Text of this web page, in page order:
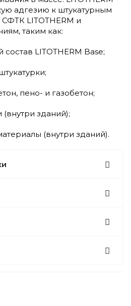
адгезию к штукатурным
LITOTHERM и
таким как:
состав LITOTHERM Base;
пено- и газобетон;
(внутри зданий);
(внутри зданий).